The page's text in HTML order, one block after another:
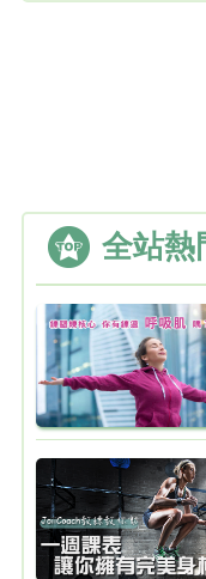
全站熱